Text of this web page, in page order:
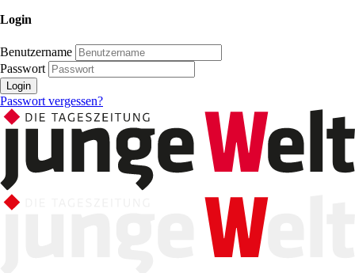
Login
Benutzername
Passwort
Login
Passwort vergessen?